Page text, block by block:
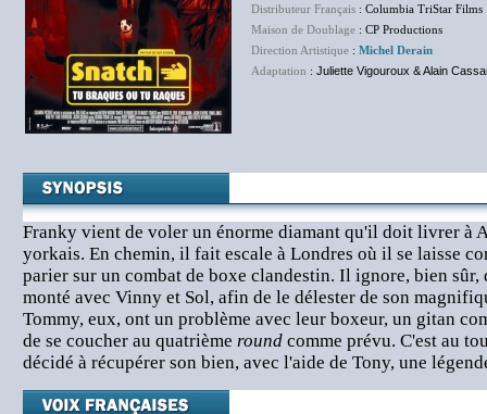
Distributeur Français : Columbia TriStar Films
Maison de Doublage : CP Productions
Direction Artistique : Michel Derain
Adaptation : Juliette Vigouroux & Alain
Franky vient de voler un énorme diamant qu'il doit livrer à
yorkais. En chemin, il fait escale à Londres où il se laisse
parier sur un combat de boxe clandestin. Il ignore, bien
monté avec Vinny et Sol, afin de le délester de son
Tommy, eux, ont un problème avec leur boxeur, un gitan
de se coucher au quatrième round comme prévu. C'est au
décidé à récupérer son bien, avec l'aide de Tony, une